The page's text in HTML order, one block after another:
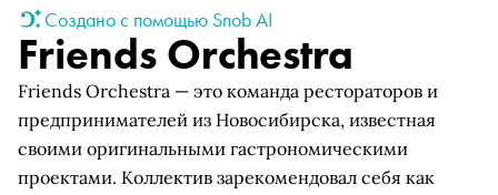
Создано с помощью Snob AI
Friends Orchestra
Friends Orchestra — это команда рестораторов и
предпринимателей из Новосибирска, известная
своими оригинальными гастрономическими
проектами. Коллектив зарекомендовал себя как